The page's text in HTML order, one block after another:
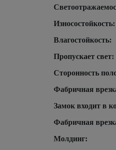
Износостойкость:
Влагостойкость:
Пропускает свет:
Сторонность
Фабричная
Замок входит в
Фабричная
Молдинг: